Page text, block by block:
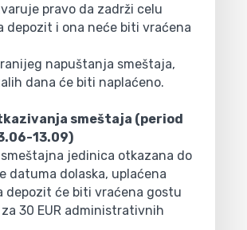
pravo da zadrži celu
depozit i ona neće biti vraćena
ranijeg napuštanja smeštaja,
dana će biti naplaćeno.
smeštaja (period
13.09)
smeštajna jedinica otkazana do
datuma dolaska, uplaćena
depozit će biti vraćena gostu
30 EUR administrativnih